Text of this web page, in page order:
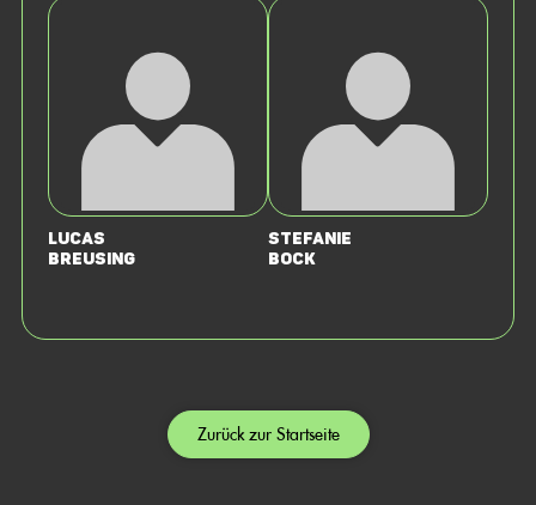
Lucas
Breusing
Stefanie
Bock
Zurück zur Startseite